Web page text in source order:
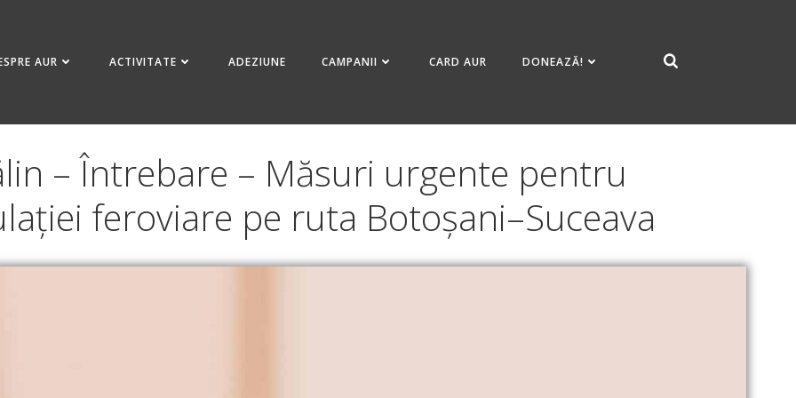
AUR ACTIVITATE ADEZIUNE CAMPANII CARD AUR DONEAZĂ!
– Întrebare – Măsuri urgente pentru
feroviare pe ruta Botoșani–Suceava